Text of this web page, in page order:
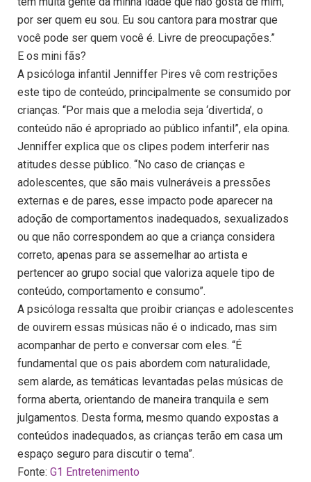
por ser quem eu sou. Eu sou cantora para mostrar que
você pode ser quem você é. Livre de preocupações.”
E os mini fãs?
A psicóloga infantil Jenniffer Pires vê com restrições
este tipo de conteúdo, principalmente se consumido por
crianças. “Por mais que a melodia seja ‘divertida’, o
conteúdo não é apropriado ao público infantil”, ela opina.
Jenniffer explica que os clipes podem interferir nas
atitudes desse público. “No caso de crianças e
adolescentes, que são mais vulneráveis a pressões
externas e de pares, esse impacto pode aparecer na
adoção de comportamentos inadequados, sexualizados
ou que não correspondem ao que a criança considera
correto, apenas para se assemelhar ao artista e
pertencer ao grupo social que valoriza aquele tipo de
conteúdo, comportamento e consumo”.
A psicóloga ressalta que proibir crianças e adolescentes
de ouvirem essas músicas não é o indicado, mas sim
acompanhar de perto e conversar com eles. “É
fundamental que os pais abordem com naturalidade,
sem alarde, as temáticas levantadas pelas músicas de
forma aberta, orientando de maneira tranquila e sem
julgamentos. Desta forma, mesmo quando expostas a
conteúdos inadequados, as crianças terão em casa um
espaço seguro para discutir o tema”.
Fonte: G1 Entretenimento